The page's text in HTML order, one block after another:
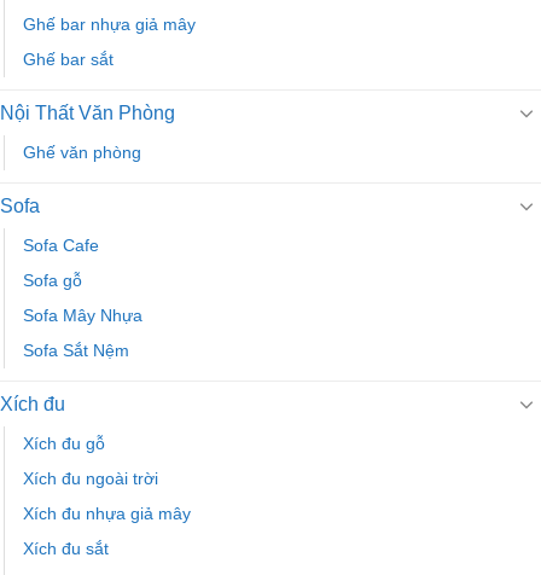
Ghế bar nhựa giả mây
Ghế bar sắt
Nội Thất Văn Phòng
Ghế văn phòng
Sofa
Sofa Cafe
Sofa gỗ
Sofa Mây Nhựa
Sofa Sắt Nệm
Xích đu
Xích đu gỗ
Xích đu ngoài trời
Xích đu nhựa giả mây
Xích đu sắt